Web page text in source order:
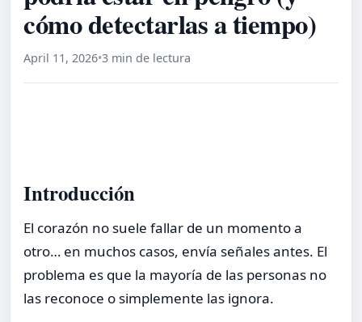
cómo detectarlas a tiempo)
April 11, 2026•3 min de lectura
Introducción
El corazón no suele fallar de un momento a
otro… en muchos casos, envía señales antes. El
problema es que la mayoría de las personas no
las reconoce o simplemente las ignora.